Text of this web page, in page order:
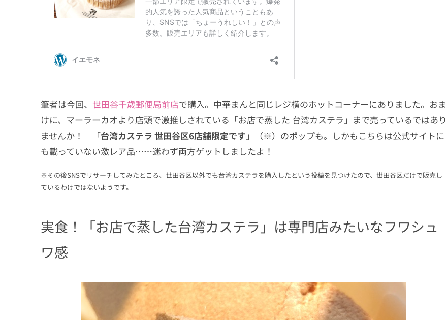
筆者は今回、 世田谷千歳郵便局前店で購入。中華まんと同じレジ横のホットコーナーにありました。おま
けに、マーラーカオより店頭で激推しされている「お店で蒸した 台湾カステラ」まで売っているではあり
ませんか！ 「台湾カステラ 世田谷区6店舗限定です 」（※）のポップも。しかもこちらは公式サイトに
も載っていない激レア品……迷わず両方ゲットしましたよ！
※その後SNSでリサーチしてみたところ、世田谷区以外でも台湾カステラを購入したという投稿を見つけたので、世田谷区だけで販売し
ているわけではないようです。
実食！「お店で蒸した台湾カステラ」は専門店みたいなフワシュ
ワ感